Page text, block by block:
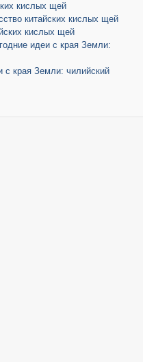
кислых щей
китайских кислых щей
кислых щей
идеи с края Земли:
с края Земли: чилийский